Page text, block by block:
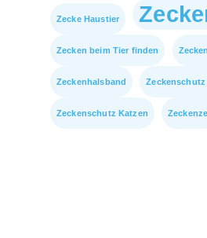
Zecke Haustier
Zecken beim Tier finden
Zeckenhalsband Zeckenschutz
Zeckenschutz Katzen